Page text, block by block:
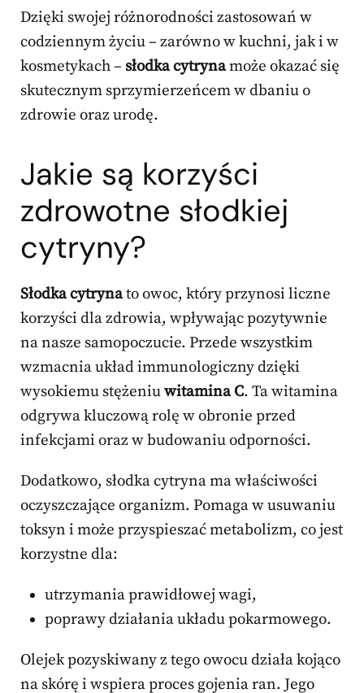
Dzięki swojej różnorodności zastosowań w
codziennym życiu – zarówno w kuchni, jak i w
kosmetykach – słodka cytrynamoże okazać się
skutecznym sprzymierzeńcem w dbaniu o
zdrowie oraz urodę.
Jakie są korzyści
zdrowotne słodkiej
cytryny?
Słodka cytrynato owoc, który przynosi liczne
korzyści dla zdrowia, wpływając pozytywnie
na nasze samopoczucie. Przede wszystkim
wzmacnia układ immunologiczny dzięki
wysokiemu stężeniuwitamina C. Ta witamina
odgrywa kluczową rolę w obronie przed
infekcjami oraz w budowaniu odporności.
Dodatkowo, słodka cytryna ma właściwości
oczyszczające organizm. Pomaga w usuwaniu
toksyn i może przyspieszać metabolizm, co jest
korzystne dla:
utrzymania prawidłowej wagi,
poprawy działania układu pokarmowego.
Olejek pozyskiwany z tego owocu działa kojąco
na skórę i wspiera proces gojenia ran. Jego